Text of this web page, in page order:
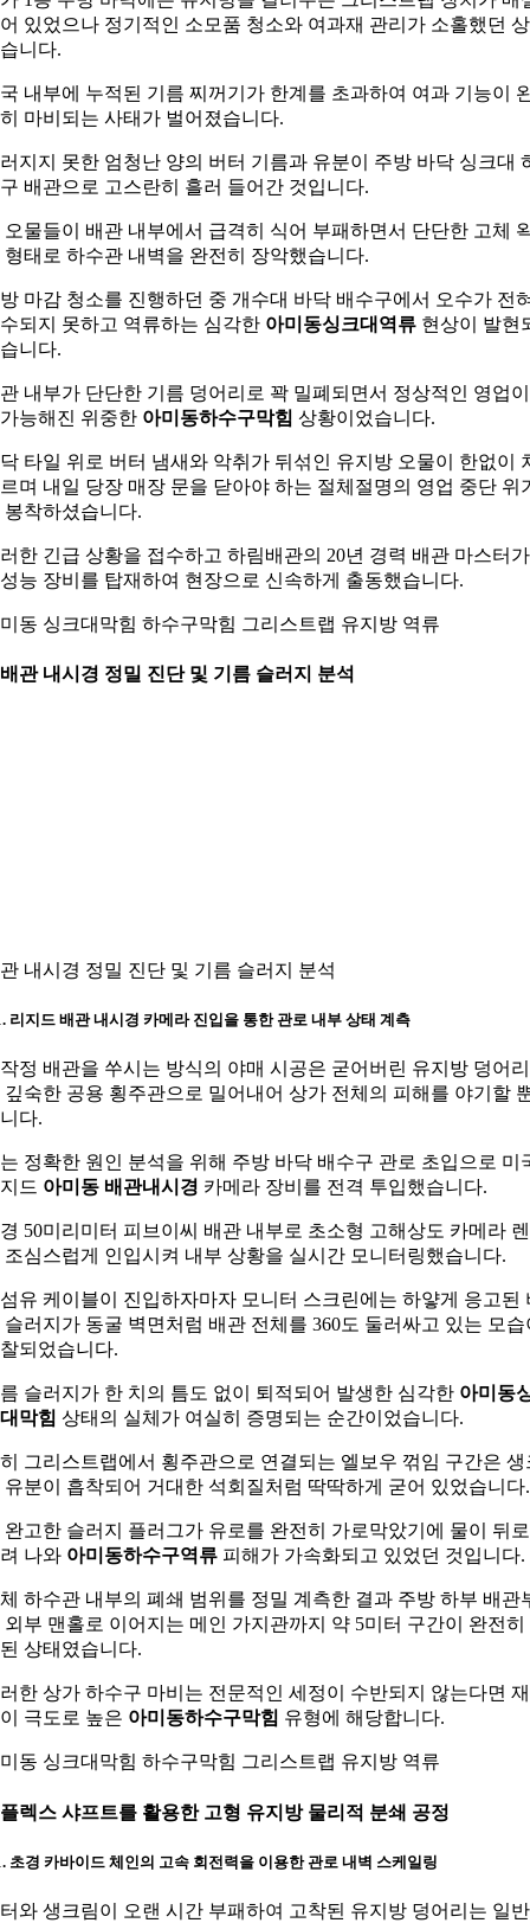
있었으나 정기적인 소모품 청소와 여과재 관리가 소홀했던
니다.
내부에 누적된 기름 찌꺼기가 한계를 초과하여 여과 기능이
마비되는 사태가 벌어졌습니다.
지지 못한 엄청난 양의 버터 기름과 유분이 주방 바닥 싱크대
배관으로 고스란히 흘러 들어간 것입니다.
오물들이 배관 내부에서 급격히 식어 부패하면서 단단한 고체
형태로 하수관 내벽을 완전히 장악했습니다.
마감 청소를 진행하던 중 개수대 바닥 배수구에서 오수가 전
되지 못하고 역류하는 심각한 아미동싱크대역류 현상이 발현
니다.
내부가 단단한 기름 덩어리로 꽉 밀폐되면서 정상적인 영업이
능해진 위중한 아미동하수구막힘 상황이었습니다.
타일 위로 버터 냄새와 악취가 뒤섞인 유지방 오물이 한없이
며 내일 당장 매장 문을 닫아야 하는 절체절명의 영업 중단 위
봉착하셨습니다.
한 긴급 상황을 접수하고 하림배관의 20년 경력 배관 마스터가
능 장비를 탑재하여 현장으로 신속하게 출동했습니다.
동 싱크대막힘 하수구막힘 그리스트랩 유지방 역류
관 내시경 정밀 진단 및 기름 슬러지 분석
내시경 정밀 진단 및 기름 슬러지 분석
리지드 배관 내시경 카메라 진입을 통한 관로 내부 상태 계측
정 배관을 쑤시는 방식의 야매 시공은 굳어버린 유지방 덩어
깊숙한 공용 횡주관으로 밀어내어 상가 전체의 피해를 야기할
다.
정확한 원인 분석을 위해 주방 바닥 배수구 관로 초입으로 미
드 아미동 배관내시경 카메라 장비를 전격 투입했습니다.
50미리미터 피브이씨 배관 내부로 초소형 고해상도 카메라
조심스럽게 인입시켜 내부 상황을 실시간 모니터링했습니다.
유 케이블이 진입하자마자 모니터 스크린에는 하얗게 응고된
슬러지가 동굴 벽면처럼 배관 전체를 360도 둘러싸고 있는 모습
되었습니다.
슬러지가 한 치의 틈도 없이 퇴적되어 발생한 심각한 아미동
막힘 상태의 실체가 여실히 증명되는 순간이었습니다.
그리스트랩에서 횡주관으로 연결되는 엘보우 꺾임 구간은 생
유분이 흡착되어 거대한 석회질처럼 딱딱하게 굳어 있었습니다.
완고한 슬러지 플러그가 유로를 완전히 가로막았기에 물이 뒤로
나와 아미동하수구역류피해가 가속화되고 있었던 것입니다.
하수관 내부의 폐쇄 범위를 정밀 계측한 결과 주방 하부 배관
외부 맨홀로 이어지는 메인 가지관까지 약 5미터 구간이 완전히
상태였습니다.
한 상가 하수구 마비는 전문적인 세정이 수반되지 않는다면
극도로 높은 아미동하수구막힘 유형에 해당합니다.
동 싱크대막힘 하수구막힘 그리스트랩 유지방 역류
렉스 샤프트를 활용한 고형 유지방 물리적 분쇄 공정
초경 카바이드 체인의 고속 회전력을 이용한 관로 내벽 스케일링
와 생크림이 오랜 시간 부패하여 고착된 유지방 덩어리는 일